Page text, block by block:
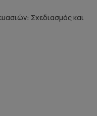
Σχεδιασμός και